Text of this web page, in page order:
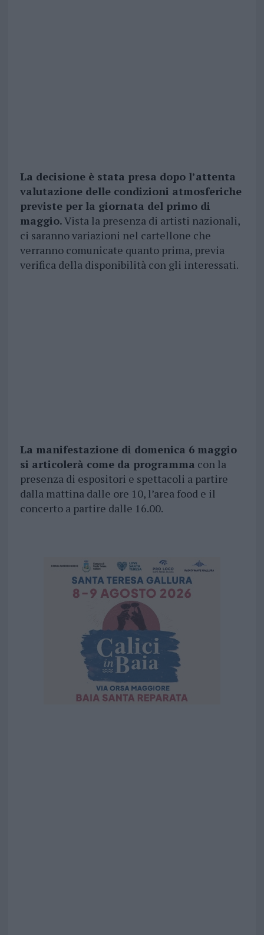
La decisione è stata presa dopo l’attenta
valutazione delle condizioni atmosferiche
previste per la giornata del primo di
maggio.Vista la presenza di artisti nazionali,
ci saranno variazioni nel cartellone che
verranno comunicate quanto prima, previa
verifica della disponibilità con gli interessati.
La manifestazione di domenica 6 maggio
si articolerà come da programma con la
presenza di espositori e spettacoli a partire
dalla mattina dalle ore 10, l’area food e il
concerto a partire dalle 16.00.